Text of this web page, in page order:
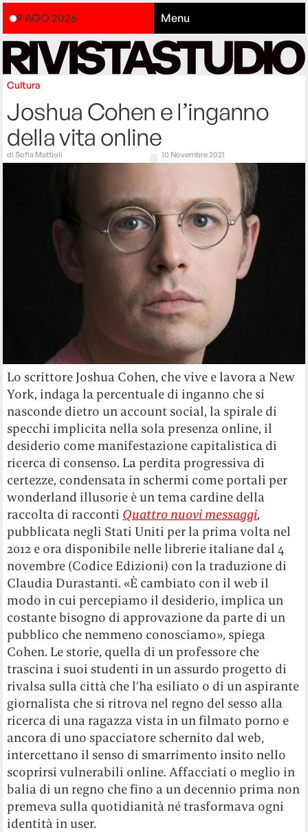
9 AGO 2026 Menu
Cultura
Joshua Cohen e l’inganno
della vita online
diSofia Mattioli 10 Novembre 2021
Lo scrittore Joshua Cohen, che vive e lavora a New
York, indaga la percentuale di inganno che si
nasconde dietro un account social, la spirale di
specchi implicita nella sola presenza online, il
desiderio come manifestazione capitalistica di
ricerca di consenso. La perdita progressiva di
certezze, condensata in schermi come portali per
wonderland illusorie è un tema cardine della
raccolta di racconti Quattro nuovi messaggi,
pubblicata negli Stati Uniti per la prima volta nel
2012 e ora disponibile nelle librerie italiane dal 4
novembre (Codice Edizioni) con la traduzione di
Claudia Durastanti. «È cambiato con il web il
modo in cui percepiamo il desiderio, implica un
costante bisogno di approvazione da parte di un
pubblico che nemmeno conosciamo», spiega
Cohen. Le storie, quella di un professore che
trascina i suoi studenti in un assurdo progetto di
rivalsa sulla città che l’ha esiliato o di un aspirante
giornalista che si ritrova nel regno del sesso alla
ricerca di una ragazza vista in un filmato porno e
ancora di uno spacciatore schernito dal web,
intercettano il senso di smarrimento insito nello
scoprirsi vulnerabili online. Affacciati o meglio in
balia di un regno che fino a un decennio prima non
premeva sulla quotidianità né trasformava ogni
identità in user.